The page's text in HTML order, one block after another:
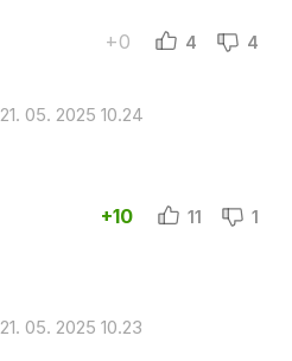
+0 4 4
21. 05. 2025 10.24
+10 11 1
21. 05. 2025 10.23